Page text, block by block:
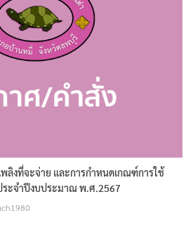
ลิงที่จะจ่าย และการกำหนดเกณฑ์การใช้
ระจำปีงบประมาณ พ.ศ.2567